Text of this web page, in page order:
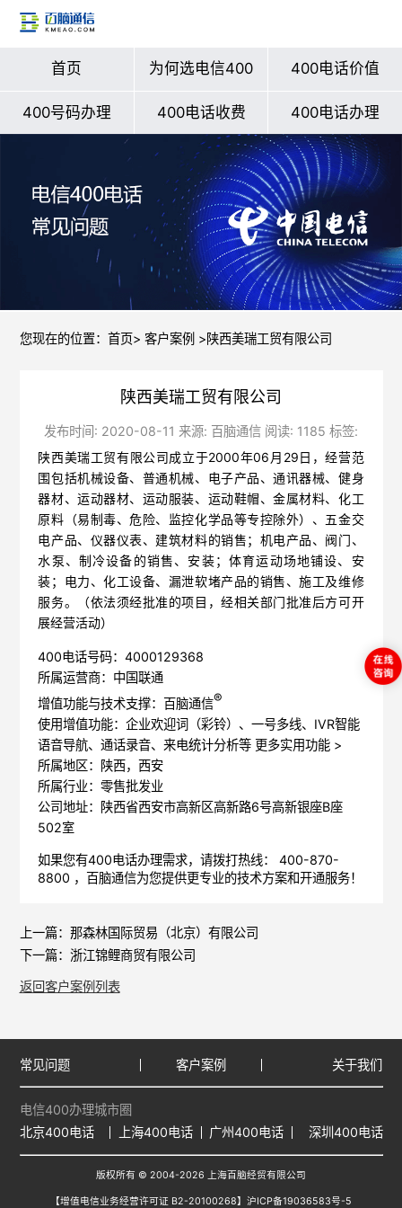
首页 为何选电信400 400电话价值
400号码办理 400电话收费 400电话办理
您现在的位置： 首页> 客户案例 >陕西美瑞工贸有限公司
陕西美瑞工贸有限公司
发布时间: 2020-08-11 来源: 百脑通信 阅读: 1185 标签:
陕西美瑞工贸有限公司成立于2000年06月29日，经营范
围包括机械设备、普通机械、电子产品、通讯器械、健身
器材、运动器材、运动服装、运动鞋帽、金属材料、化工
原料（易制毒、危险、监控化学品等专控除外）、五金交
电产品、仪器仪表、建筑材料的销售；机电产品、阀门、
水泵、制冷设备的销售、安装；体育运动场地铺设、安
装；电力、化工设备、漏泄软堵产品的销售、施工及维修
服务。（依法须经批准的项目，经相关部门批准后方可开
展经营活动）
400电话号码：4000129368
所属运营商：中国联通
增值功能与技术支撑：百脑通信®
使用增值功能：企业欢迎词（彩铃）、一号多线、IVR智能
语音导航、通话录音、来电统计分析等 更多实用功能 >
所属地区：陕西，西安
所属行业：零售批发业
公司地址：陕西省西安市高新区高新路6号高新银座B座
502室
如果您有400电话办理需求，请拨打热线： 400-870-
8800 ， 百脑通信为您提供更专业的技术方案和开通服务！
上一篇： 那森林国际贸易（北京）有限公司
下一篇： 浙江锦鲤商贸有限公司
返回客户案例列表
常见问题 客户案例 关于我们
电信400办理城市圈
北京400电话
上海400电话 广州400电话 深圳400电话
版权所有 © 2004-2026 上海百脑经贸有限公司
【增值电信业务经营许可证 B2-20100268】 沪ICP备19036583号-5